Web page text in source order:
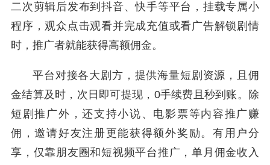
二次剪辑后发布到抖音、快手等平台，挂载专属小
程序，观众点击观看并完成充值或看广告解锁剧情
时，推广者就能获得高额佣金。
平台对接各大剧方，提供海量短剧资源，且佣
金结算及时，次日即可提现，0手续费且秒到账。除
短剧推广外，还支持小说、电影票等内容推广赚
佣，邀请好友注册更能获得额外奖励。有用户分
享，仅靠朋友圈和短视频平台推广，单月佣金收入